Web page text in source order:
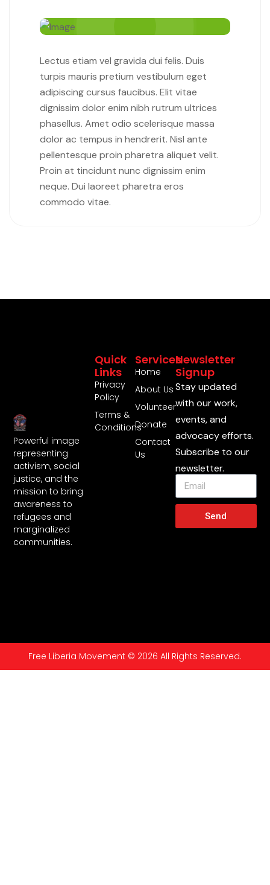
Lectus etiam vel gravida dui felis. Duis
turpis mauris pretium vestibulum eget
adipiscing cursus faucibus. Elit vitae
dignissim dolor enim nibh rutrum ultrices
phasellus. Amet odio scelerisque massa
dolor ac tempus in hendrerit. Nisl ante
pellentesque proin pharetra aliquet velit.
Proin at tincidunt nunc dignissim enim
neque. Dui laoreet pharetra eros
commodo vitae.
Powerful image
representing
activism, social
justice, and the
mission to bring
awareness to
refugees and
marginalized
communities.
Services
Home
About Us
Volunteer
Donate
Contact
Us
Quick
Links
Privacy
Policy
Terms &
Conditions
Newsletter
Signup
Stay updated
with our work,
events, and
advocacy efforts.
Subscribe to our
newsletter.
Send
Free Liberia Movement © 2026 All Rights Reserved.